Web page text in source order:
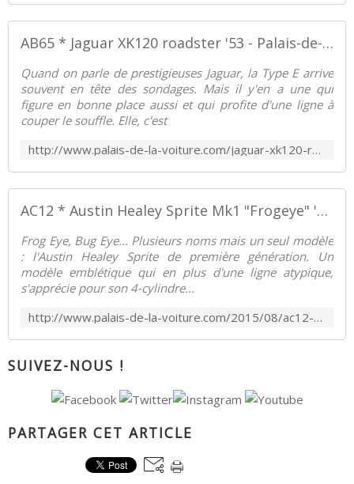
AB65 * Jaguar XK120 roadster '53 - Palais-de-la-Voiture.com
Quand on parle de prestigieuses Jaguar, la Type E arrive
souvent en tête des sondages. Mais il y'en a une qui
figure en bonne place aussi et qui profite d'une ligne à
couper le souffle. Elle, c'est
http://www.palais-de-la-voiture.com/jaguar-xk120-roadster-53.html
AC12 * Austin Healey Sprite Mk1 "Frogeye" '58 - Palais-de-la-Voiture.com
Frog Eye, Bug Eye... Plusieurs noms mais un seul modèle
: l'Austin Healey Sprite de première génération. Un
modèle emblétique qui en plus d'une ligne atypique,
s'apprécie pour son 4-cylindre...
http://www.palais-de-la-voiture.com/2015/08/ac12-austin-healey-sprite-mk1-frogeye-58.html
SUIVEZ-NOUS !
PARTAGER CET ARTICLE